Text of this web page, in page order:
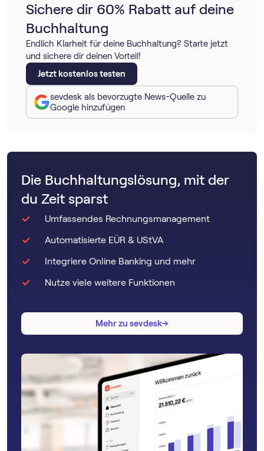
Sichere dir 60% Rabatt auf deine
Buchhaltung
Endlich Klarheit für deine Buchhaltung? Starte jetzt
und sichere dir deinen Vorteil!
Jetzt kostenlos testen
sevdesk als bevorzugte News-Quelle zu
Google hinzufügen
Die Buchhaltungslösung, mit der
du Zeit sparst
Umfassendes Rechnungsmanagement
Automatisierte EÜR & UStVA
Integriere Online Banking und mehr
Nutze viele weitere Funktionen
Mehr zu sevdesk→
→